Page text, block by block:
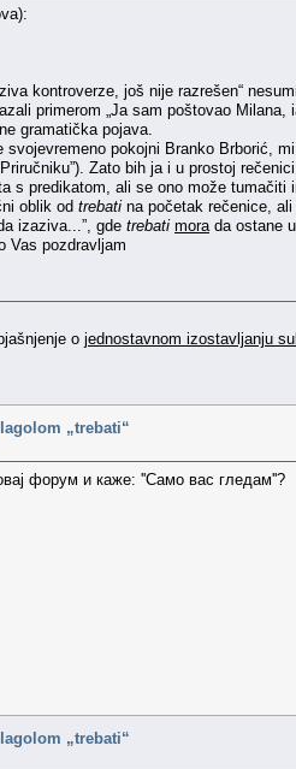
kontroverze, još nije razrešen“
primerom „Ja sam poštovao
gramatička pojava.
svojevremeno pokojni Branko Brborić,
Zato bih ja i u prostoj
s predikatom, ali se ono može
oblik od trebati na početak rečenice,
izaziva...”, gde trebati mora da ostane
Vas pozdravljam
o jednostavnom izostavljanju
„trebati“
форум и каже: ''Само вас гледам''?
„trebati“